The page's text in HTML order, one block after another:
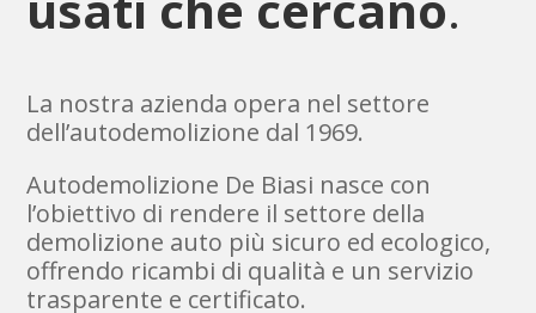
La nostra azienda opera nel settore
dell’autodemolizione dal 1969.
Autodemolizione De Biasi nasce con
l’obiettivo di rendere il settore della
demolizione auto più sicuro ed ecologico,
offrendo ricambi di qualità e un servizio
trasparente e certificato.